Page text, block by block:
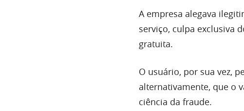
A empresa alegava
serviço, culpa exclusiva
gratuita.
O usuário, por sua vez,
alternativamente, que o
ciência da fraude.